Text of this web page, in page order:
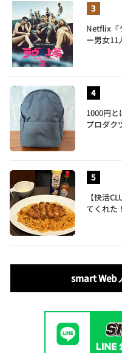
Netflix『
ー男女11
1000円
プロダク
【快活
てくれた
smart Web